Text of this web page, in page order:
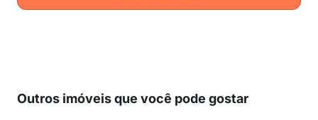
Outros imóveis que você pode gostar